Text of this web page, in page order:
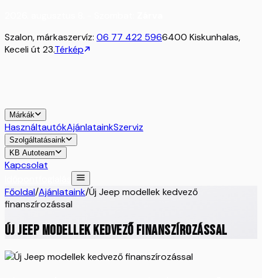
Szalon, márkaszervíz: 06 77 422 5966400 Kiskunhalas,
Keceli út 23.Térkép
Márkák
HasználtautókAjánlatainkSzerviz
Szolgáltatásaink
KB Autoteam
Kapcsolat
Főoldal/Ajánlataink/Új Jeep modellek kedvező
finanszírozással
Új Jeep modellek kedvező finanszírozással